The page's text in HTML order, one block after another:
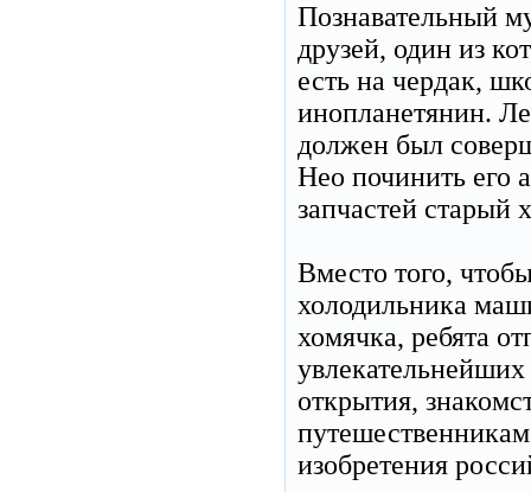
Познавательный
друзей, один из
есть на чердак,
инопланетянин.
должен был
Нео починить его
запчастей старый
Вместо того,
холодильника
хомячка, ребята
открытия,
изобретения